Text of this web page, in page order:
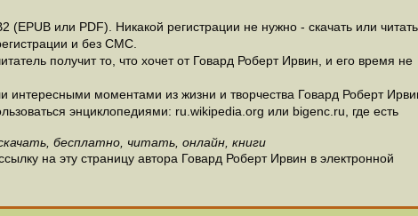
или PDF). Никакой регистрации не нужно - скачать или читать
и без СМС.
получит то, что хочет от Говард Роберт Ирвин, и его время не
интересными моментами из жизни и творчества Говард Роберт
энциклопедиями: ru.wikipedia.org или bigenc.ru, где есть
бесплатно, читать, онлайн, книги
на эту страницу автора Говард Роберт Ирвин в электронной